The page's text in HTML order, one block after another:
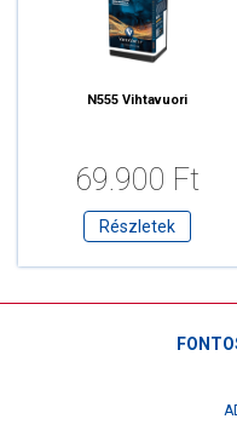
N555 Vihtavuori
69.900 Ft
Részletek